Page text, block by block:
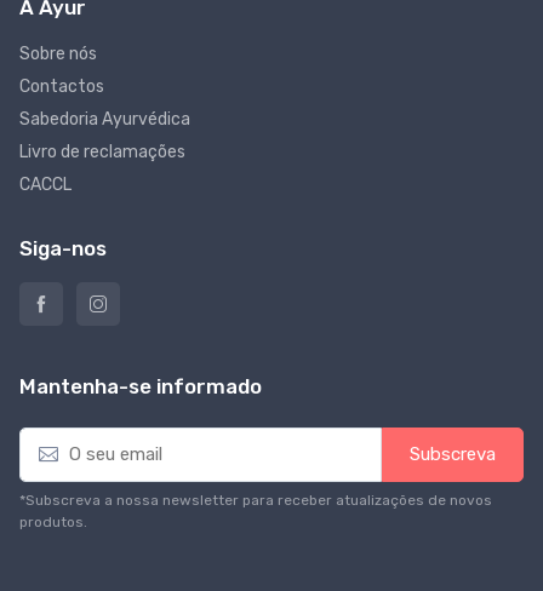
A Ayur
Sobre nós
Contactos
Sabedoria Ayurvédica
Livro de reclamações
CACCL
Siga-nos
Mantenha-se informado
E
a
i
l
Subscreva
*Subscreva a nossa newsletter para receber atualizações de novos
produtos.